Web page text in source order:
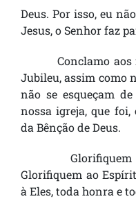
Deus. Por isso, eu
Jesus, o Senhor faz
Conclamo aos
Jubileu, assim como
não se esqueçam
nossa igreja, que
da Bênção de Deus.
Glorifiquem a
Glorifiquem ao
à Eles, toda honra e